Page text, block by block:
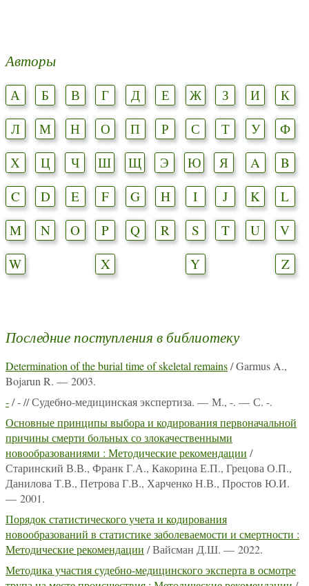
Авторы
А Б В Г Д Е Ж З И
К
Л
М Н О П Р С Т У
Ф
Х
Ц Ч Ш Щ Э Ю Я A
B
C
D E F G H I J K
L
M
N O P Q R S T U
V
W
X Y Z
Последние поступления в библиотеку
Determination of the burial time of skeletal remains/ Garmus A.,
Bojarun R. — 2003.
-/ - // Судебно-медицинская экспертиза. — М., -. — С. -.
Основные принципы выбора и кодирования первоначальной
причины смерти больных со злокачественными
новообразованиями : Методические рекомендации /
Старинский В.В., Франк Г.А., Какорина Е.П., Грецова О.П.,
Данилова Т.В., Петрова Г.В., Харченко Н.В., Простов Ю.И.
— 2001.
Порядок статистического учета и кодирования
новообразований в статистике заболеваемости и смертности :
Методические рекомендации / Вайсман Д.Ш. — 2022.
Методика участия судебно-медицинского эксперта в осмотре